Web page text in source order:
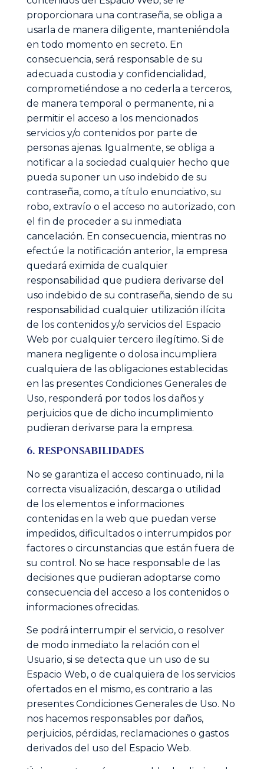
proporcionara una contraseña, se obliga a
usarla de manera diligente, manteniéndola
en todo momento en secreto. En
consecuencia, será responsable de su
adecuada custodia y confidencialidad,
comprometiéndose a no cederla a terceros,
de manera temporal o permanente, ni a
permitir el acceso a los mencionados
servicios y/o contenidos por parte de
personas ajenas. Igualmente, se obliga a
notificar a la sociedad cualquier hecho que
pueda suponer un uso indebido de su
contraseña, como, a título enunciativo, su
robo, extravío o el acceso no autorizado, con
el fin de proceder a su inmediata
cancelación. En consecuencia, mientras no
efectúe la notificación anterior, la empresa
quedará eximida de cualquier
responsabilidad que pudiera derivarse del
uso indebido de su contraseña, siendo de su
responsabilidad cualquier utilización ilícita
de los contenidos y/o servicios del Espacio
Web por cualquier tercero ilegítimo. Si de
manera negligente o dolosa incumpliera
cualquiera de las obligaciones establecidas
en las presentes Condiciones Generales de
Uso, responderá por todos los daños y
perjuicios que de dicho incumplimiento
pudieran derivarse para la empresa.
6. RESPONSABILIDADES
No se garantiza el acceso continuado, ni la
correcta visualización, descarga o utilidad
de los elementos e informaciones
contenidas en la web que puedan verse
impedidos, dificultados o interrumpidos por
factores o circunstancias que están fuera de
su control. No se hace responsable de las
decisiones que pudieran adoptarse como
consecuencia del acceso a los contenidos o
informaciones ofrecidas.
Se podrá interrumpir el servicio, o resolver
de modo inmediato la relación con el
Usuario, si se detecta que un uso de su
Espacio Web, o de cualquiera de los servicios
ofertados en el mismo, es contrario a las
presentes Condiciones Generales de Uso. No
nos hacemos responsables por daños,
perjuicios, pérdidas, reclamaciones o gastos
derivados del uso del Espacio Web.